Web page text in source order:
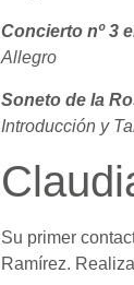
Concierto nº 3
Allegro
Soneto de la
Introducción y
Su primer
Ramírez.